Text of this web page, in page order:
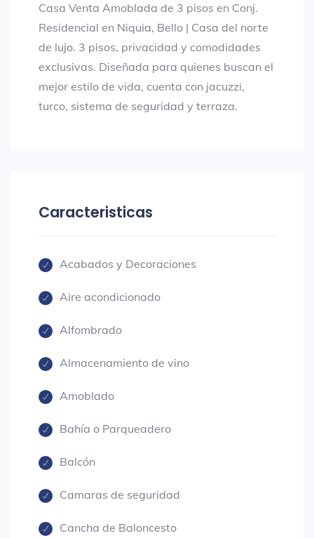
Casa Venta Amoblada de 3 pisos en Conj.
Residencial en Niquia, Bello | Casa del norte
de lujo. 3 pisos, privacidad y comodidades
exclusivas. Diseñada para quienes buscan el
mejor estilo de vida, cuenta con jacuzzi,
turco, sistema de seguridad y terraza.
Caracteristicas
Acabados y Decoraciones
Aire acondicionado
Alfombrado
Almacenamiento de vino
Amoblado
Bahía o Parqueadero
Balcón
Camaras de seguridad
Cancha de Baloncesto